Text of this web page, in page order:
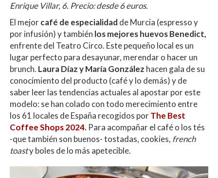
Enrique Villar, 6. Precio: desde 6 euros.
El mejorcafé de especialidad de Murcia (espresso y
por infusión) y también los mejores huevos Benedict,
enfrente del Teatro Circo. Este pequeño local es un
lugar perfecto para desayunar, merendar o hacer un
brunch. Laura Díaz y María González hacen gala de su
conocimiento del producto (café y lo demás) y de
saber leer las tendencias actuales al apostar por este
modelo: se han colado con todo merecimiento entre
los 61 locales de España recogidos porThe Best
Coffee Shops 2024. Para acompañar el café o los tés
-que también son buenos- tostadas, cookies, french
toasty boles de lo más apetecible.